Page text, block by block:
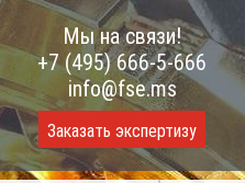
Мы на связи!
+7 (495) 666-5-666
info@fse.ms
Заказать экспертизу